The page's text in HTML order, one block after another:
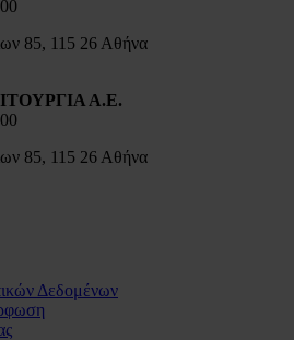
85, 115 26 Αθήνα
Α.Ε.
85, 115 26 Αθήνα
Δεδομένων